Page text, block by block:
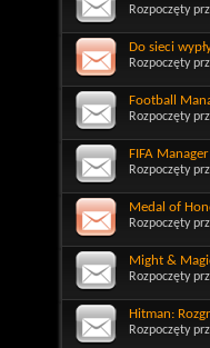
Rozpoczęty
Do sieci
Rozpoczęty
Football
Rozpoczęty
FIFA
Rozpoczęty
Medal of
Rozpoczęty
Might &
Rozpoczęty
Hitman:
Rozpoczęty